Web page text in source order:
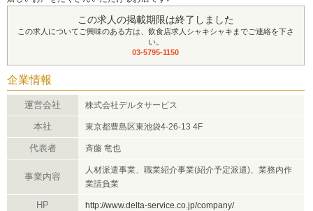
この求人の掲載期限は終了しました
この求人についてご興味のある方は、飲食店求人シャキシャキまでご連絡を下さ
い。
03-5795-1150
企業情報
運営会社 株式会社デルタサービス
本社 東京都豊島区東池袋4-26-13 4F
代表者 斉藤 竜也
事業内容
人材派遣事業、職業紹介事業(紹介予定派遣)、業務内作
業請負業
HP http://www.delta-service.co.jp/company/